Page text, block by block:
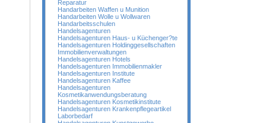
Reparatur
Handarbeiten Waffen u Munition
Handarbeiten Wolle u Wollwaren
Handarbeitsschulen
Handelsagenturen
Handelsagenturen Haus- u Küchenger?te
Handelsagenturen Holdinggesellschaften
Immobilienverwaltungen
Handelsagenturen Hotels
Handelsagenturen Immobilienmakler
Handelsagenturen Institute
Handelsagenturen Kaffee
Handelsagenturen
Kosmetikanwendungsberatung
Handelsagenturen Kosmetikinstitute
Handelsagenturen Krankenpflegeartikel
Laborbedarf